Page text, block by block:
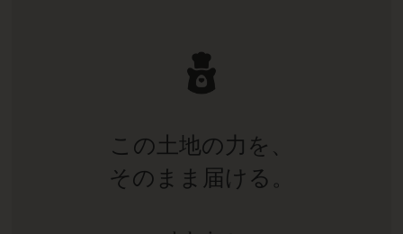
この土地の力を、
そのまま届ける。